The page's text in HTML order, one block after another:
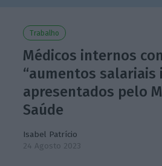
Trabalho
Médicos internos
“aumentos salariais
apresentados pelo
Saúde
Isabel Patrício
24 Agosto 2023